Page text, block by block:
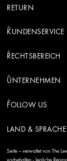
RETURN
KUNDENSERVICE
RECHTSBEREICH
UNTERNEHMEN
FOLLOW US
LAND & SPRACHE
Seite – verwaltet von The